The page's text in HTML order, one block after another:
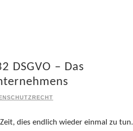
DSGVO – Das
dies endlich wieder einmal zu tun.